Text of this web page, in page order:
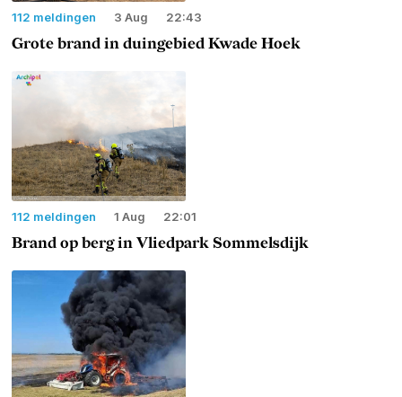
112 meldingen 3 Aug 22:43
Grote brand in duingebied Kwade Hoek
112 meldingen 1 Aug 22:01
Brand op berg in Vliedpark Sommelsdijk